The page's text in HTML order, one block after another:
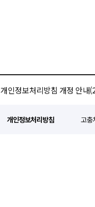
개인정보처리방침 개정 안내
개인정보처리방침 고충